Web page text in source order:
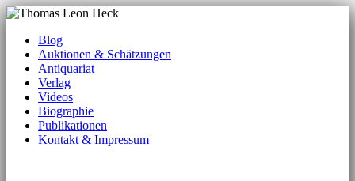
Blog
Auktionen & Schätzungen
Antiquariat
Verlag
Videos
Biographie
Publikationen
Kontakt & Impressum